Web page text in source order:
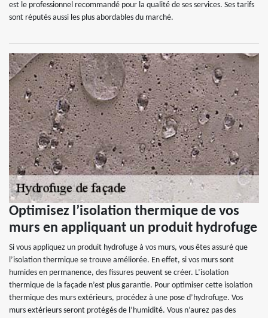
est le professionnel recommandé pour la qualité de ses services. Ses tarifs
sont réputés aussi les plus abordables du marché.
Optimisez l’isolation thermique de vos
murs en appliquant un produit hydrofuge
Si vous appliquez un produit hydrofuge à vos murs, vous êtes assuré que
l’isolation thermique se trouve améliorée. En effet, si vos murs sont
humides en permanence, des fissures peuvent se créer. L’isolation
thermique de la façade n’est plus garantie. Pour optimiser cette isolation
thermique des murs extérieurs, procédez à une pose d’hydrofuge. Vos
murs extérieurs seront protégés de l’humidité. Vous n’aurez pas des